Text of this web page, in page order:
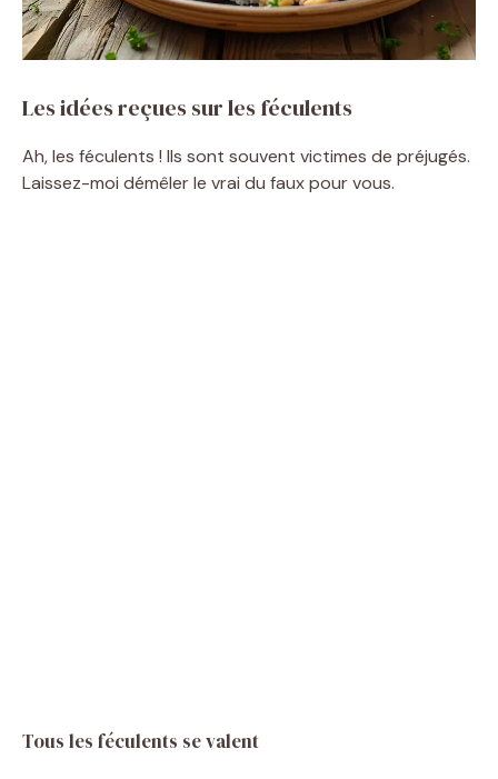
Les idées reçues sur les féculents
Ah, les féculents ! Ils sont souvent victimes de préjugés.
Laissez-moi démêler le vrai du faux pour vous.
Tous les féculents se valent